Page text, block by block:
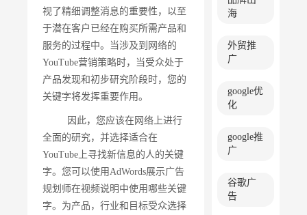
视了精细调整消息的重要性，以至
于潜在客户已经在购买所需产品和
服务的过程中。当涉及到网络的
YouTube营销策略时，当受众处于
产品发现和初步研究阶段时，您的
关键字将发挥重要作用。
因此，您应该在网络上进行
全面的研究，并选择适合在
YouTube上寻找新信息的人的关键
字。您可以使用AdWords展示广告
规划师在视频说明中使用哪些关键
字。为产品，行业和目标受众选择
海
外贸推
广
google优
化
google推
广
谷歌广
告